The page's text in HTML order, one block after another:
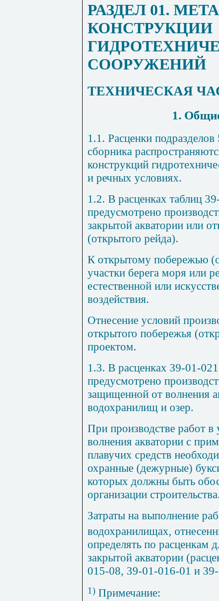
РАЗДЕЛ 01.
КОНСТРУКЦИИ
СООРУЖЕНИЙ
ТЕХНИЧЕСКАЯ
1.
1 .1. Расценки подразделов
сборника
конструкций
и речных условиях.
1.2. В расценках таблиц
предусмотрено
закрытой акватории или
(открытого рейда).
К открытому побережью
участки берега моря или
естественной или
воздействия.
Отнесение условий
открытого побережья
проектом.
1.3. В расценках 39-01-021
предусмотрено
защищенной от волнения
водохранилищ и озер.
При производстве работ
волнения акватории с прим
плавучих средств
охранные (дежурные)
которых должны быть
организации
Затраты на выполнение
водохранилищах,
определять по расценкам
закрытой акватории
015-08, 39-01-016-01 и
1) Примечание: